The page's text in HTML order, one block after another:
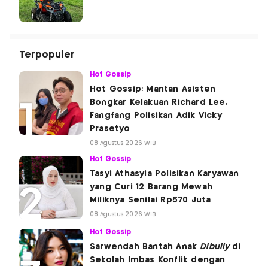
Terpopuler
Hot Gossip
Hot Gossip: Mantan Asisten
Bongkar Kelakuan Richard Lee,
Fangfang Polisikan Adik Vicky
Prasetyo
08 Agustus 2026 WIB
Hot Gossip
Tasyi Athasyia Polisikan Karyawan
yang Curi 12 Barang Mewah
Miliknya Senilai Rp570 Juta
08 Agustus 2026 WIB
Hot Gossip
Sarwendah Bantah Anak Dibullydi
Sekolah Imbas Konflik dengan